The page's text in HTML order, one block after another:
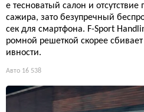
е тесноватый салон и
сажира, зато безупречный
сек для смартфона. F-Sport
ромной решеткой скорее
ивности.
Авто 16 538